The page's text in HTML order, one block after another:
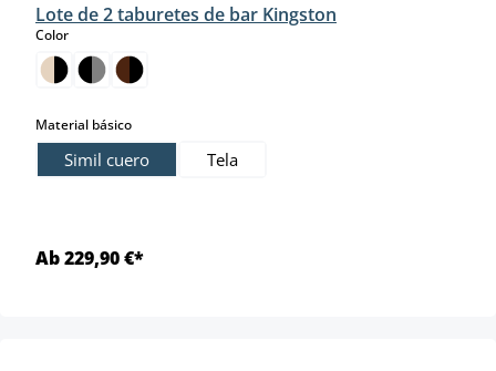
Lote de 2 taburetes de bar Kingston
Colorselect
Material básicoselect
Simil cuero Tela
Ab 229,90 €*